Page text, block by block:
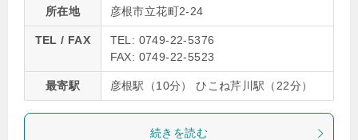
所在地 彦根市立花町2-24
TEL / FAX
TEL: 0749-22-5376
FAX: 0749-22-5523
最寄駅 彦根駅（10分） ひこね芹川駅（22分）
続きを読む